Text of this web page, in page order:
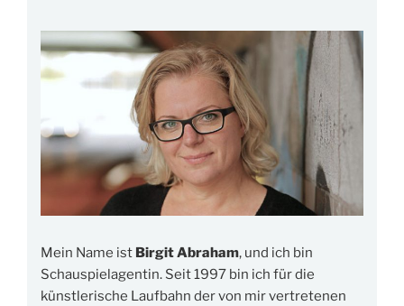
Mein Name ist Birgit Abraham, und ich bin
Schauspielagentin. Seit 1997 bin ich für die
künstlerische Laufbahn der von mir vertretenen